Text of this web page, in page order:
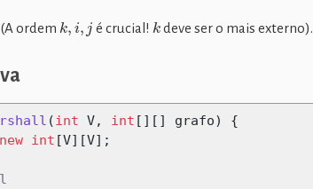
ordem k ,j é crucial! k deve ser o mais externo).
(int V, int [][] grafo)
{
new int [V][V];